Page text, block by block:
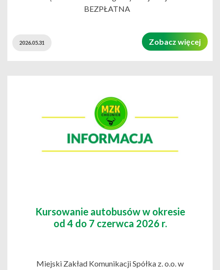
BEZPŁATNA
2026.05.31 Zobacz więcej
Kursowanie autobusów w okresie
od 4 do 7 czerwca 2026 r.
Miejski Zakład Komunikacji Spółka z. o.o. w